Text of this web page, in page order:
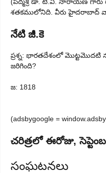
శతకములోనిది.‌ వీరు హైదరాబాద్
నేటి జీ.కె
ప్రశ్న: భార‌త‌దేశంలో మొట్టమొద‌టి
జరిగింది?
జ: 1818
(adsbygoogle =
చరిత్రలో ఈరోజు,
సంఘటనలు